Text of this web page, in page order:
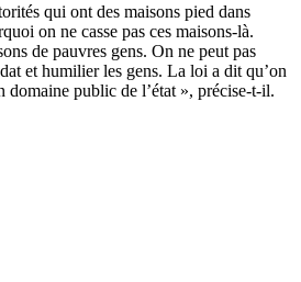
qui ont des maisons pied dans
on ne casse pas ces maisons-là.
de pauvres gens. On ne peut pas
et humilier les gens. La loi a dit qu’on
domaine public de l’état », précise-t-il.